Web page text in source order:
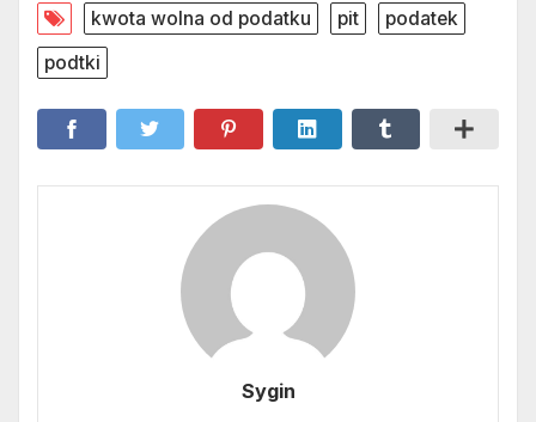
kwota wolna od podatku pit
podatek
podtki
Sygin